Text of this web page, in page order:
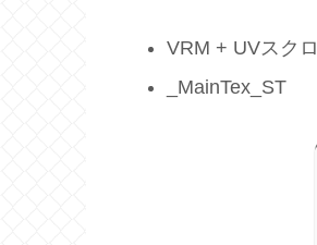
VRM + UVスク
_MainTex_ST